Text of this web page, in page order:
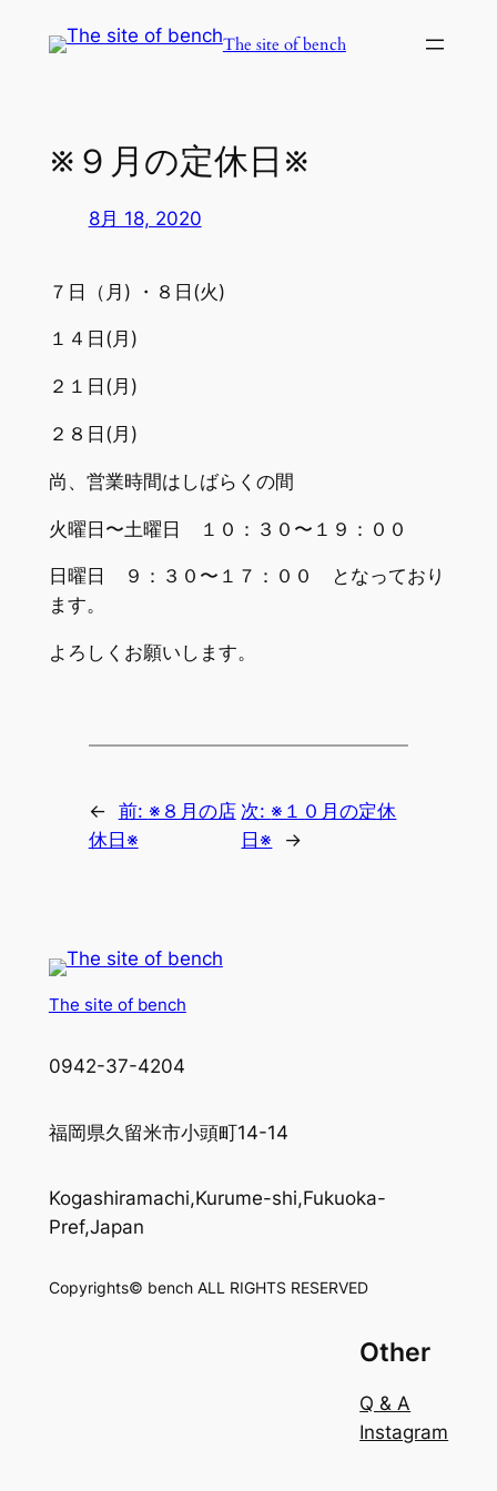
The site of bench
※９月の定休日※
8月 18, 2020
７日（月) ・８日(火)
１４日(月)
２１日(月)
２８日(月)
尚、営業時間はしばらくの間
火曜日〜土曜日 １０：３０〜１９：００
日曜日 ９：３０〜１７：００ となっており
ます。
よろしくお願いします。
← 前: ※８月の店
休日※
次: ※１０月の定休
日※
→
The site of bench
0942-37-4204
福岡県久留米市小頭町14-14
Kogashiramachi,Kurume-shi,Fukuoka-
Pref,Japan
Copyrights© bench ALL RIGHTS RESERVED
Other
Q & A
Instagram